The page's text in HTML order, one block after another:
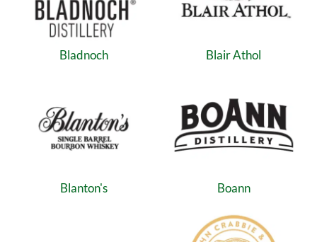
Bladnoch Blair Athol
Blanton's Boann